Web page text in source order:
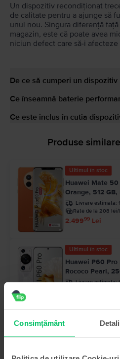
Consimțământ
Un dispozitiv recondiționat
de calitate pentru a ajunge să
unul nou. Singura diferență
magazin, este că poate avea
niciun defect care să-i
De ce să cumperi un
Ce înseamnă baterie
Ce este inclus în cutia
Produse
Ultimul în stoc
Huawei Mate 50
Orange, 512 GB,
Livrare estimata:
Rate de la 208 lei/
2.49999 Lei
Ultimul în stoc
Huawei P60 Pro
Rococo Pearl,
Livrare estimata: